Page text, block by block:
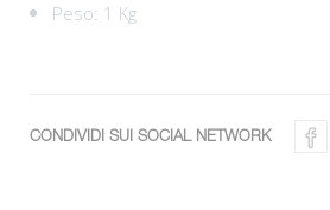
Peso: 1 Kg
CONDIVIDI SUI SOCIAL NETWORK